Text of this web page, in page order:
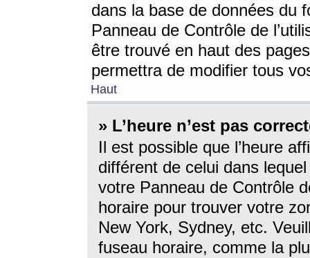
dans la base de données du
Panneau de Contrôle de
être trouvé en haut des
permettra de modifier tous
Haut
» L’heure n’est pas
Il est possible que l’heure
différent de celui dans
votre Panneau de Contrôle
horaire pour trouver votre
New York, Sydney, etc.
fuseau horaire, comme la